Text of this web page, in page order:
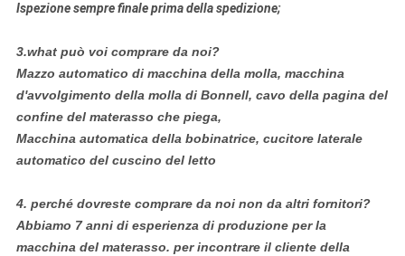
Ispezione sempre finale prima della spedizione;
3.what può voi comprare da noi?
Mazzo automatico di macchina della molla, macchina
d'avvolgimento della molla di Bonnell, cavo della pagina del
confine del materasso che piega,
Macchina automatica della bobinatrice, cucitore laterale
automatico del cuscino del letto
4. perché dovreste comprare da noi non da altri fornitori?
Abbiamo 7 anni di esperienza di produzione per la
macchina del materasso. per incontrare il cliente della